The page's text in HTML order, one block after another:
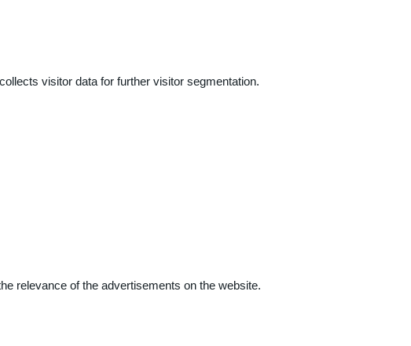
visitor data for further visitor segmentation.
relevance of the advertisements on the website.